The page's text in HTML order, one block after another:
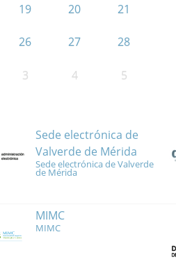
19 20 21
26 27 28
3 4 5
Sede electrónica de
Valverde de Mérida
Sede electrónica de Valverde
de Mérida
MIMC
MIMC